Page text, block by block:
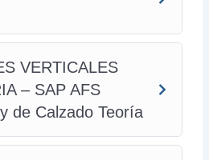
VERTICALES
– SAP AFS
de Calzado Teoría